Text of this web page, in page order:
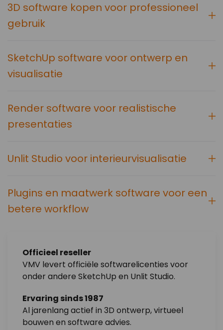
3D software kopen voor professioneel
gebruik
SketchUp software voor ontwerp en
visualisatie
Render software voor realistische
presentaties
Unlit Studio voor interieurvisualisatie
Plugins en maatwerk software voor een
betere workflow
Officieel reseller
VMV levert officiële softwarelicenties voor
onder andere SketchUp en Unlit Studio.
Ervaring sinds 1987
Al jarenlang actief in 3D ontwerp, virtueel
bouwen en software advies.